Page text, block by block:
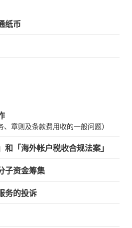
纸币
、章则及条款费用收的一般问题）
和「海外帐户税收合规法案」
子资金筹集
务的投诉